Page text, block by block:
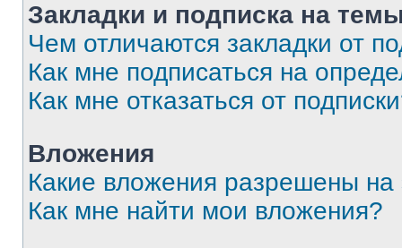
Закладки и подписка на
Чем отличаются закладки от
Как мне подписаться на
Как мне отказаться от
Вложения
Какие вложения разрешены
Как мне найти мои вложения?